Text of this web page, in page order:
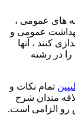
های عمومی ،
عمومی و
کنند ، آنها
را در رشته
تمام نکات و
مندان شرح
رو الزامی است.